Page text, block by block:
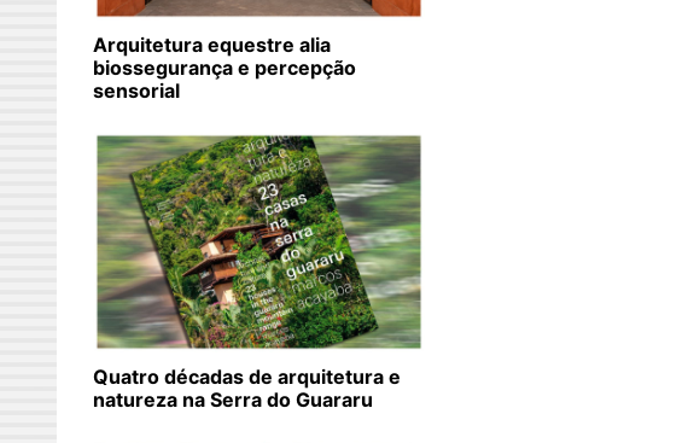
Arquitetura equestre alia
biossegurança e percepção
sensorial
Quatro décadas de arquitetura e
natureza na Serra do Guararu